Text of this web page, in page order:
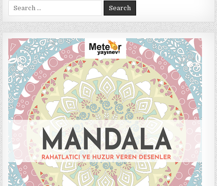
Search
for: